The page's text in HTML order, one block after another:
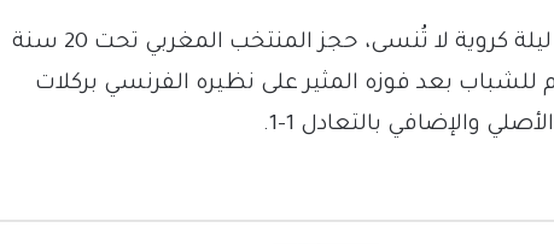
متابعات -السودان الآن – في ليلة كروية لا تُنسى، حجز المنتخب المغربي تحت 20 سنة
بعد فوزه المثير على نظيره الفرنسي بركلات
والإضافي بالتعادل 1-1.